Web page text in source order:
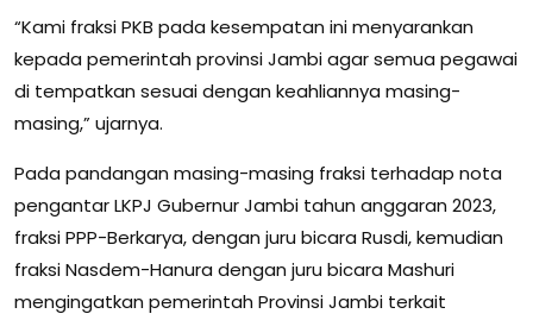
“Kami fraksi PKB pada kesempatan ini menyarankan
kepada pemerintah provinsi Jambi agar semua pegawai
di tempatkan sesuai dengan keahliannya masing-
masing,” ujarnya.
Pada pandangan masing-masing fraksi terhadap nota
pengantar LKPJ Gubernur Jambi tahun anggaran 2023,
fraksi PPP-Berkarya, dengan juru bicara Rusdi, kemudian
fraksi Nasdem-Hanura dengan juru bicara Mashuri
mengingatkan pemerintah Provinsi Jambi terkait